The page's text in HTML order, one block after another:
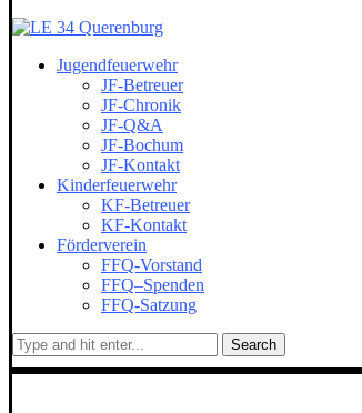
Jugendfeuerwehr
JF-Betreuer
JF-Chronik
JF-Q&A
JF-Bochum
JF-Kontakt
Kinderfeuerwehr
KF-Betreuer
KF-Kontakt
Förderverein
FFQ-Vorstand
FFQ–Spenden
FFQ-Satzung
Search